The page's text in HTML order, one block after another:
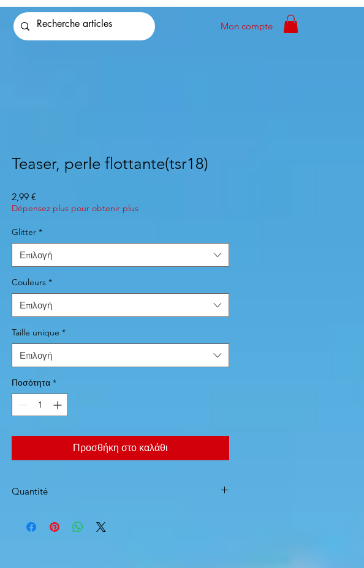
Mon compte
Teaser, perle flottante(tsr18)
2,99 €
Dépensez plus pour obtenir plus
Glitter *
Επιλογή
Couleurs *
Επιλογή
Taille unique *
Επιλογή
Ποσότητα *
Προσθήκη στο καλάθι
Quantité
6 pièces par blister